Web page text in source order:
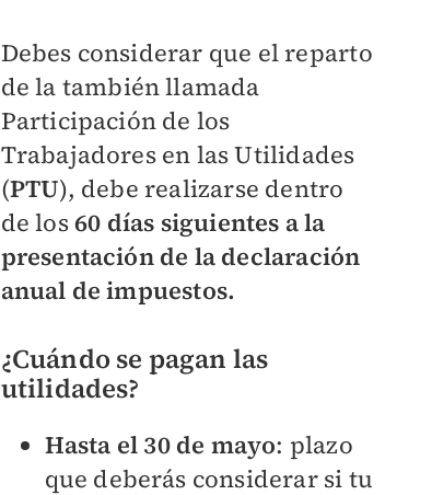
Debes considerar que el reparto
de la también llamada
Participación de los
Trabajadores en las Utilidades
(PTU), debe realizarse dentro
de los60 días siguientes a la
presentación de la declaración
anual de impuestos.
¿Cuándo se pagan las
utilidades?
Hasta el 30 de mayo: plazo
que deberás considerar si tu